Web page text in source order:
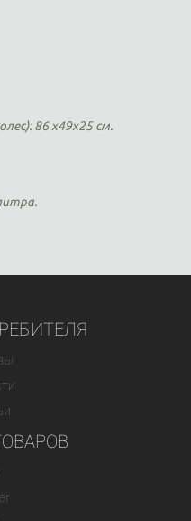
86 х49х25 см.